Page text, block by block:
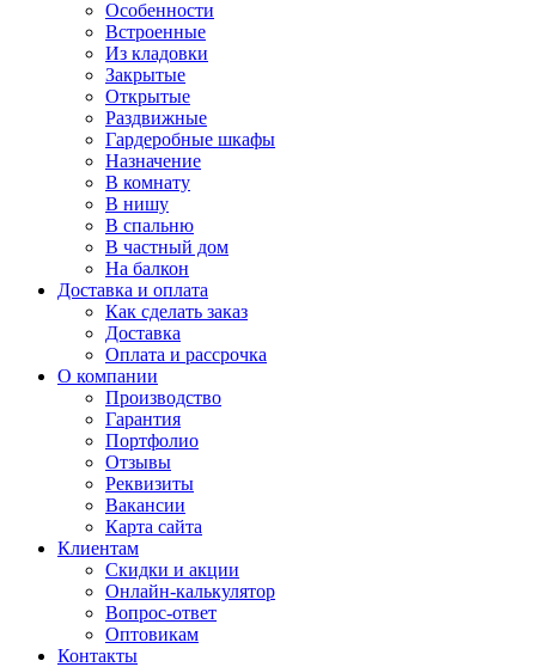
Особенности
Встроенные
Из кладовки
Закрытые
Открытые
Раздвижные
Гардеробные шкафы
Назначение
В комнату
В нишу
В спальню
В частный дом
На балкон
Доставка и оплата
Как сделать заказ
Доставка
Оплата и рассрочка
О компании
Производство
Гарантия
Портфолио
Отзывы
Реквизиты
Вакансии
Карта сайта
Клиентам
Скидки и акции
Онлайн-калькулятор
Вопрос-ответ
Оптовикам
Контакты